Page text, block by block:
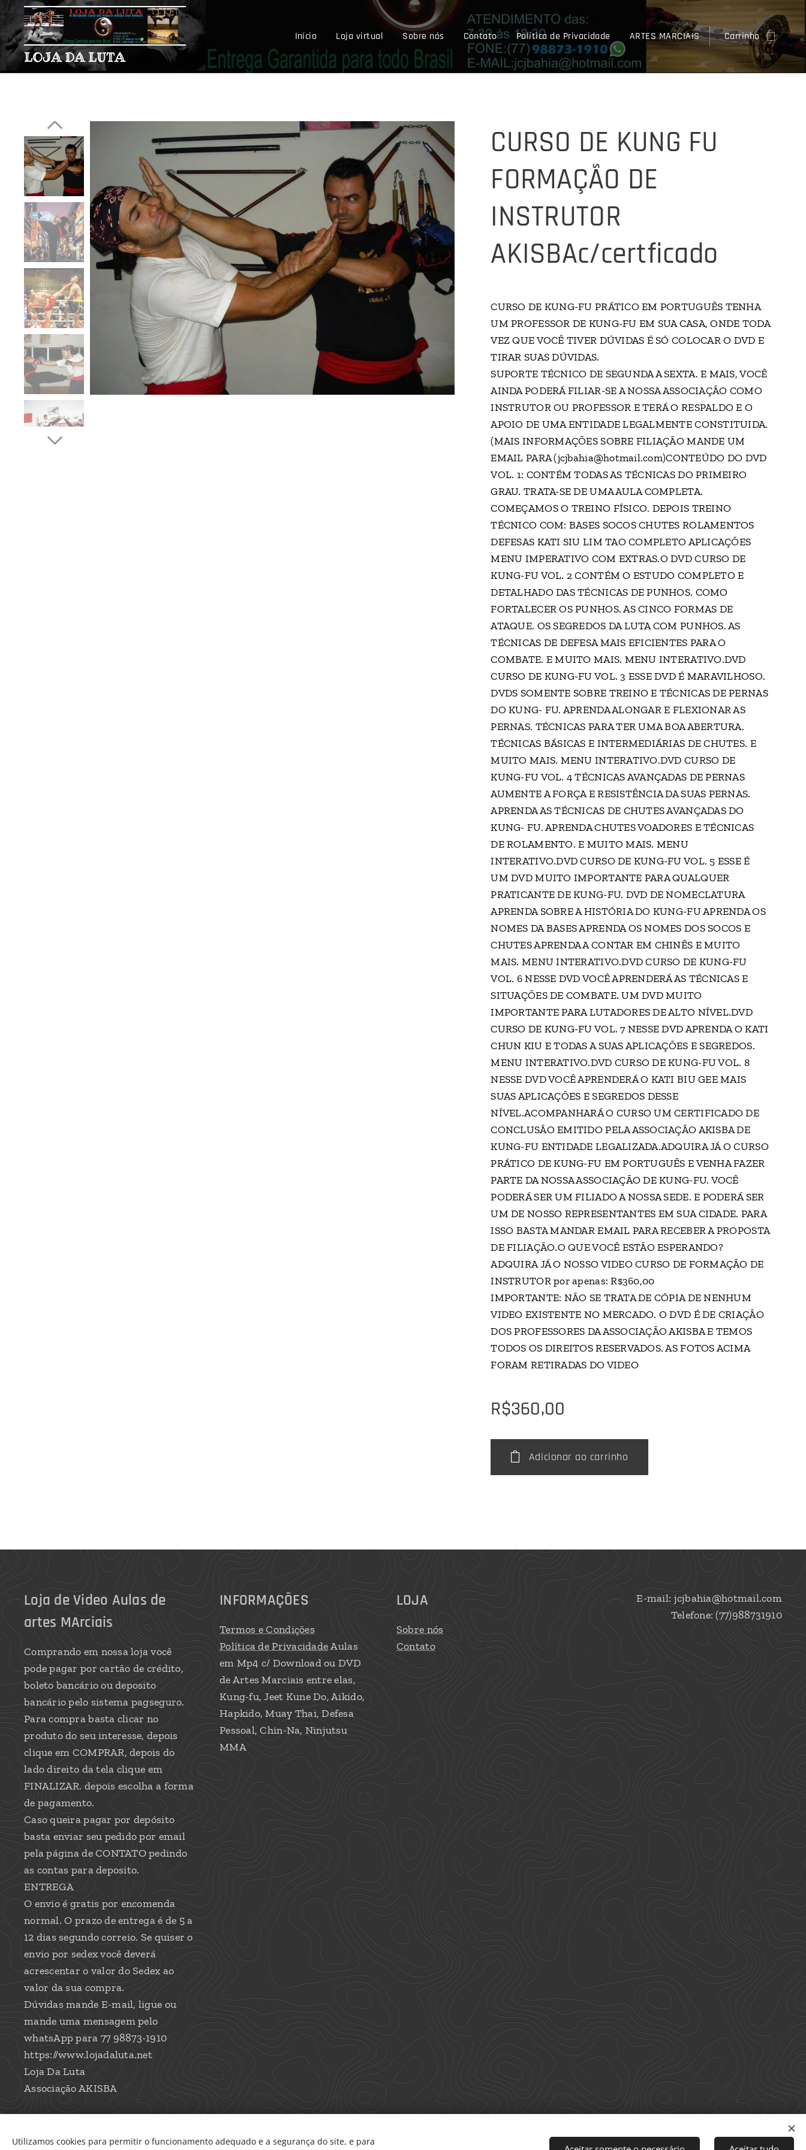
LOJA DA LUTA
Início Loja virtual Sobre nós Contato Política de Privacidade ARTES MARCIAIS Carrinho
CURSO DE KUNG FU
FORMAÇÃO DE
INSTRUTOR
AKISBAc/certficado
CURSO DE KUNG-FU PRÁTICO EM PORTUGUÊS TENHA
UM PROFESSOR DE KUNG-FU EM SUA CASA, ONDE TODA
VEZ QUE VOCÊ TIVER DÚVIDAS É SÓ COLOCAR O DVD E
TIRAR SUAS DÚVIDAS.
SUPORTE TÉCNICO DE SEGUNDA A SEXTA. E MAIS, VOCÊ
AINDA PODERÁ FILIAR-SE A NOSSA ASSOCIAÇÃO COMO
INSTRUTOR OU PROFESSOR E TERÁ O RESPALDO E O
APOIO DE UMA ENTIDADE LEGALMENTE CONSTITUIDA.
(MAIS INFORMAÇÕES SOBRE FILIAÇÃO MANDE UM
EMAIL PARA (jcjbahia@hotmail.com)CONTEÚDO DO DVD
VOL. 1: CONTÉM TODAS AS TÉCNICAS DO PRIMEIRO
GRAU. TRATA-SE DE UMA AULA COMPLETA.
COMEÇAMOS O TREINO FÍSICO. DEPOIS TREINO
TÉCNICO COM: BASES SOCOS CHUTES ROLAMENTOS
DEFESAS KATI SIU LIM TAO COMPLETO APLICAÇÕES
MENU IMPERATIVO COM EXTRAS.O DVD CURSO DE
KUNG-FU VOL. 2 CONTÉM O ESTUDO COMPLETO E
DETALHADO DAS TÉCNICAS DE PUNHOS. COMO
FORTALECER OS PUNHOS. AS CINCO FORMAS DE
ATAQUE. OS SEGREDOS DA LUTA COM PUNHOS. AS
TÉCNICAS DE DEFESA MAIS EFICIENTES PARA O
COMBATE. E MUITO MAIS. MENU INTERATIVO.DVD
CURSO DE KUNG-FU VOL. 3 ESSE DVD É MARAVILHOSO.
DVDS SOMENTE SOBRE TREINO E TÉCNICAS DE PERNAS
DO KUNG- FU. APRENDA ALONGAR E FLEXIONAR AS
PERNAS. TÉCNICAS PARA TER UMA BOA ABERTURA.
TÉCNICAS BÁSICAS E INTERMEDIÁRIAS DE CHUTES. E
MUITO MAIS. MENU INTERATIVO.DVD CURSO DE
KUNG-FU VOL. 4 TÉCNICAS AVANÇADAS DE PERNAS
AUMENTE A FORÇA E RESISTÊNCIA DA SUAS PERNAS.
APRENDA AS TÉCNICAS DE CHUTES AVANÇADAS DO
KUNG- FU. APRENDA CHUTES VOADORES E TÉCNICAS
DE ROLAMENTO. E MUITO MAIS. MENU
INTERATIVO.DVD CURSO DE KUNG-FU VOL. 5 ESSE É
UM DVD MUITO IMPORTANTE PARA QUALQUER
PRATICANTE DE KUNG-FU. DVD DE NOMECLATURA
APRENDA SOBRE A HISTÓRIA DO KUNG-FU APRENDA OS
NOMES DA BASES APRENDA OS NOMES DOS SOCOS E
CHUTES APRENDA A CONTAR EM CHINÊS E MUITO
MAIS. MENU INTERATIVO.DVD CURSO DE KUNG-FU
VOL. 6 NESSE DVD VOCÊ APRENDERÁ AS TÉCNICAS E
SITUAÇÕES DE COMBATE. UM DVD MUITO
IMPORTANTE PARA LUTADORES DE ALTO NÍVEL.DVD
CURSO DE KUNG-FU VOL. 7 NESSE DVD APRENDA O KATI
CHUN KIU E TODAS A SUAS APLICAÇÕES E SEGREDOS.
MENU INTERATIVO.DVD CURSO DE KUNG-FU VOL. 8
NESSE DVD VOCÊ APRENDERÁ O KATI BIU GEE MAIS
SUAS APLICAÇÕES E SEGREDOS DESSE
NÍVEL.ACOMPANHARÁ O CURSO UM CERTIFICADO DE
CONCLUSÃO EMITIDO PELA ASSOCIAÇÃO AKISBA DE
KUNG-FU ENTIDADE LEGALIZADA.ADQUIRA JÁ O CURSO
PRÁTICO DE KUNG-FU EM PORTUGUÊS E VENHA FAZER
PARTE DA NOSSA ASSOCIAÇÃO DE KUNG-FU. VOCÊ
PODERÁ SER UM FILIADO A NOSSA SEDE. E PODERÁ SER
UM DE NOSSO REPRESENTANTES EM SUA CIDADE. PARA
ISSO BASTA MANDAR EMAIL PARA RECEBER A PROPOSTA
DE FILIAÇÃO.O QUE VOCÊ ESTÃO ESPERANDO?
ADQUIRA JÁ O NOSSO VIDEO CURSO DE FORMAÇÃO DE
INSTRUTOR por apenas: R$360,00
IMPORTANTE: NÃO SE TRATA DE CÓPIA DE NENHUM
VIDEO EXISTENTE NO MERCADO. O DVD É DE CRIAÇÃO
DOS PROFESSORES DA ASSOCIAÇÃO AKISBA E TEMOS
TODOS OS DIREITOS RESERVADOS. AS FOTOS ACIMA
FORAM RETIRADAS DO VIDEO
R$360,00
Adicionar ao carrinho
Loja de Video Aulas de
artes MArciais
Comprando em nossa loja você
pode pagar por cartão de crédito,
boleto bancário ou deposito
bancário pelo sistema pagseguro.
Para compra basta clicar no
produto do seu interesse, depois
clique em COMPRAR, depois do
lado direito da tela clique em
FINALIZAR. depois escolha a forma
de pagamento.
Caso queira pagar por depósito
basta enviar seu pedido por email
pela página de CONTATO pedindo
as contas para deposito.
ENTREGA
O envio é gratis por encomenda
normal. O prazo de entrega é de 5 a
12 dias segundo correio. Se quiser o
envio por sedex você deverá
acrescentar o valor do Sedex ao
valor da sua compra.
Dúvidas mande E-mail, ligue ou
mande uma mensagem pelo
whatsApp para 77 98873-1910
https://www.lojadaluta.net
Loja Da Luta
Associação AKISBA
INFORMAÇÕES
Termos e Condições
Política de PrivacidadeAulas
em Mp4 c/ Download ou DVD
de Artes Marciais entre elas,
Kung-fu, Jeet Kune Do, Aikido,
Hapkido, Muay Thai, Defesa
Pessoal, Chin-Na, Ninjutsu
MMA
LOJA
Sobre nós
Contato
E-mail: jcjbahia@hotmail.com
Telefone: (77)988731910
Utilizamos cookies para permitir o funcionamento adequado e a segurança do site, e para